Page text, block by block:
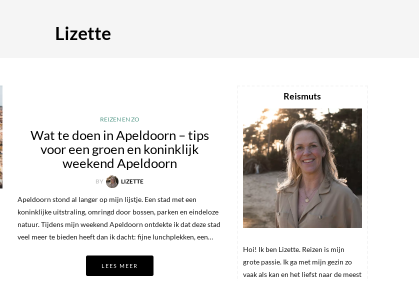
Lizette
REIZEN EN ZO
Wat te doen in Apeldoorn – tips
voor een groen en koninklijk
weekend Apeldoorn
BY LIZETTE
Apeldoorn stond al langer op mijn lijstje. Een stad met een
koninklijke uitstraling, omringd door bossen, parken en eindeloze
natuur. Tijdens mijn weekend Apeldoorn ontdekte ik dat deze stad
veel meer te bieden heeft dan ik dacht: fijne lunchplekken, een…
LEES MEER
Reismuts
Hoi! Ik ben Lizette. Reizen is mijn
grote passie. Ik ga met mijn gezin zo
vaak als kan en het liefst naar de meest